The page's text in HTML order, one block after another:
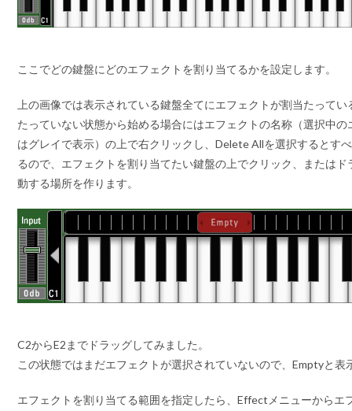
ここでどの鍵盤にどのエフェクトを割り当てるかを設定します。
上の画像では表示されている鍵盤全てにエフェクトが割当たって
たっていない状態から始める場合にはエフェクトの名称（選択中
はグレイで表示）の上で右クリックし、Delete Allを選択するとす
るので、エフェクトを割り当てたい鍵盤の上でクリック、または
動する場所を作ります。
C2からE2までドラッグしてみました。
この状態ではまだエフェクトが選択されていないので、Emptyと表
エフェクトを割り当てる範囲を指定したら、Effectメニューからエ